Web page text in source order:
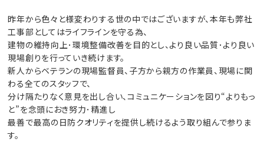
昨年から色々と様変わりする世の中ではございますが、本年も弊社
工事部としてはライフラインを守る為、
建物の維持向上･環境整備改善を目的とし、より良い品質･より良い
現場創りを行っていき続けます。
新人からベテランの現場監督員、子方から親方の作業員、現場に関
わる全てのスタッフで、
分け隔たりなく意見を出し合い、コミュニケーションを図り“よりもっ
と”を念頭におき努力･精進し
最善で最高の日防クオリティを提供し続けるよう取り組んで参りま
す。